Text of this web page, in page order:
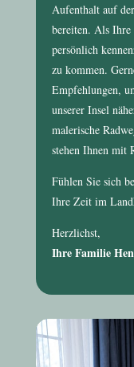
Aufenthalt auf
bereiten. Als Ihre
persönlich
zu kommen.
Empfehlungen,
unserer Insel
malerische
stehen Ihnen mit
Fühlen Sie sich
Ihre Zeit im
Herzlichst,
Ihre Familie